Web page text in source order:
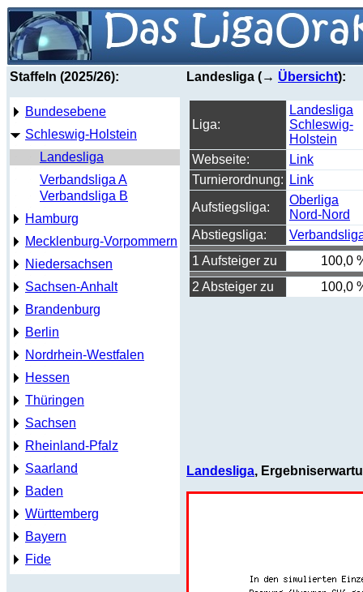
Staffeln (2025/26):
Bundesebene
Schleswig-Holstein
Landesliga
Verbandsliga A
Verbandsliga B
Hamburg
Mecklenburg-Vorpommern
Niedersachsen
Sachsen-Anhalt
Brandenburg
Berlin
Nordrhein-Westfalen
Hessen
Thüringen
Sachsen
Rheinland-Pfalz
Saarland
Baden
Württemberg
Bayern
Fide
Landesliga (→ Übersicht):
Liga:
Landesliga
Schleswig-
Holstein
Webseite:
Link
Turnierordnung:
Link
Aufstiegsliga:
Oberliga
Nord-Nord
Abstiegsliga:
1 Aufsteiger zu
100,0
2 Absteiger zu
100,0
Landesliga,